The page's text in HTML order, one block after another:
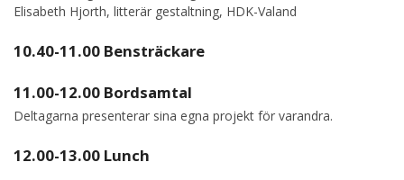
Elisabeth Hjorth, litterär gestaltning, HDK-Valand
10.40-11.00 Bensträckare
11.00-12.00 Bordsamtal
Deltagarna presenterar sina egna projekt för varandra.
12.00-13.00 Lunch